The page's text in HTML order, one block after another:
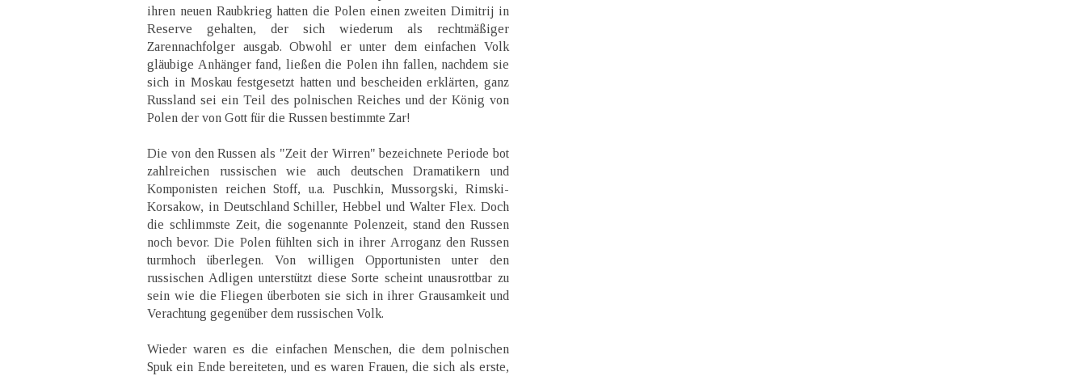
ihren neuen Raubkrieg hatten die Polen einen zweiten Dimitrij in
Reserve gehalten, der sich wiederum als rechtmäßiger
Zarennachfolger ausgab. Obwohl er unter dem einfachen Volk
gläubige Anhänger fand, ließen die Polen ihn fallen, nachdem sie
sich in Moskau festgesetzt hatten und bescheiden erklärten, ganz
Russland sei ein Teil des polnischen Reiches und der König von
Polen der von Gott für die Russen bestimmte Zar!
Die von den Russen als "Zeit der Wirren" bezeichnete Periode bot
zahlreichen russischen wie auch deutschen Dramatikern und
Komponisten reichen Stoff, u.a. Puschkin, Mussorgski, Rimski-
Korsakow, in Deutschland Schiller, Hebbel und Walter Flex. Doch
die schlimmste Zeit, die sogenannte Polenzeit, stand den Russen
noch bevor. Die Polen fühlten sich in ihrer Arroganz den Russen
turmhoch überlegen. Von willigen Opportunisten unter den
russischen Adligen unterstützt diese Sorte scheint unausrottbar zu
sein wie die Fliegen überboten sie sich in ihrer Grausamkeit und
Verachtung gegenüber dem russischen Volk.
Wieder waren es die einfachen Menschen, die dem polnischen
Spuk ein Ende bereiteten, und es waren Frauen, die sich als erste,